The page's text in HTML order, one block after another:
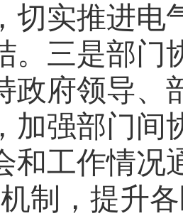
切实推进电
。三是部门
政府领导、
加强部门间
和工作情况
制，提升